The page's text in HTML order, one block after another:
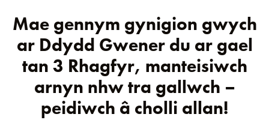
Mae gennym gynigion gwych
ar Ddydd Gwener du ar gael
tan 3 Rhagfyr, manteisiwch
arnyn nhw tra gallwch –
peidiwch â cholli allan!